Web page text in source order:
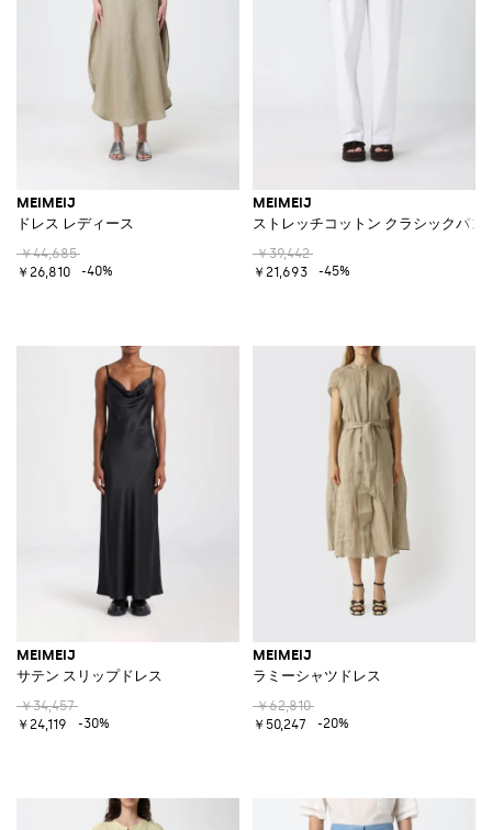
MEIMEIJ
ドレス レディース
￥44,685
￥26,810
-40%
MEIMEIJ
ストレッチコットン クラシックパン
￥39,442
￥21,693
-45%
MEIMEIJ
サテン スリップドレス
￥34,457
￥24,119
-30%
MEIMEIJ
ラミーシャツドレス
￥62,810
￥50,247
-20%